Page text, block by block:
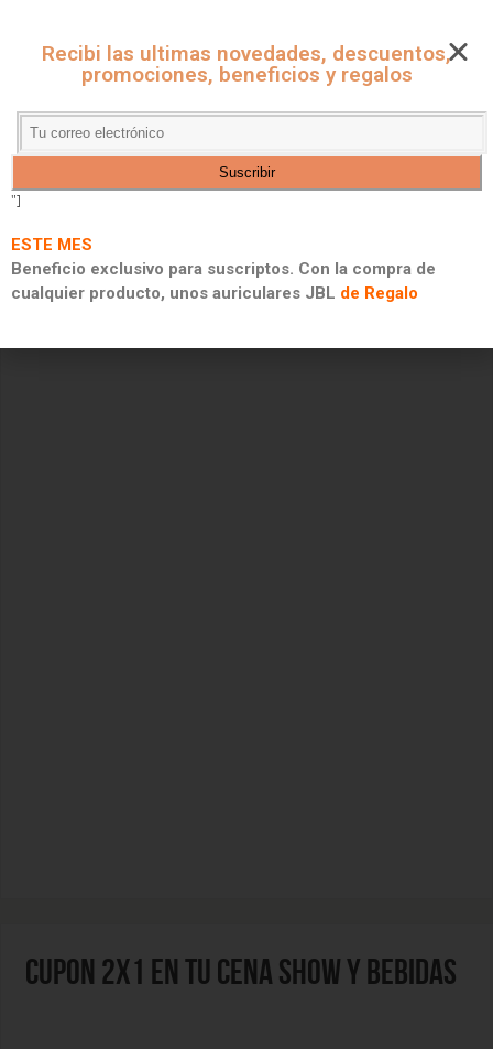
CUPONES DE DESCUENTO, PROMOCIONES Y 2X1
CUPON 2X1 EN TU CENA SHOW Y BEBIDAS
Recibi las ultimas novedades, descuentos,
promociones, beneficios y regalos
"]
ESTE MES
Beneficio exclusivo para suscriptos. Con la compra de
cualquier producto, unos auriculares JBL de Regalo